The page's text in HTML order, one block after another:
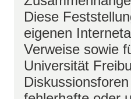
Diese
eigenen
Verweise sowie
Universität